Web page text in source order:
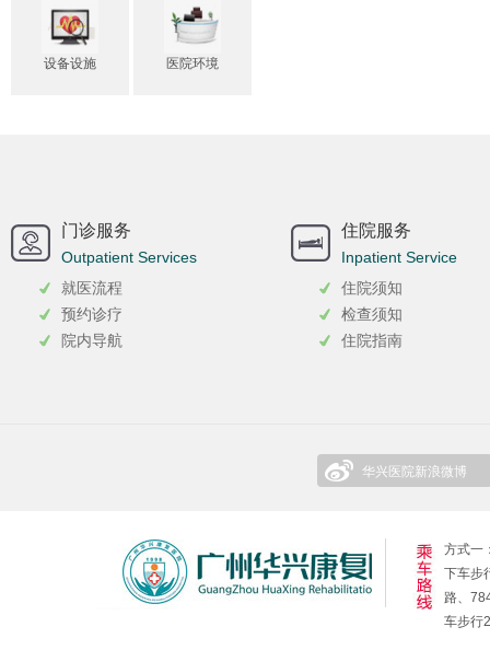
设备设施 医院环境
门诊服务
Outpatient Services
就医流程
预约诊疗
院内导航
住院服务
Inpatient Service
住院须知
检查须知
住院指南
华兴医院新浪微博
方式一
下车步
路、
车步行